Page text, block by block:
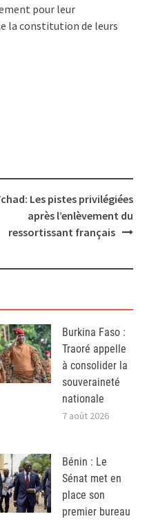
pour leur
la constitution de leurs
Les pistes privilégiées
après l’enlèvement du
ressortissant français
Burkina Faso :
Traoré appelle
à consolider la
souveraineté
nationale
7 août 2026
Bénin : Le
Sénat met en
place son
premier bureau